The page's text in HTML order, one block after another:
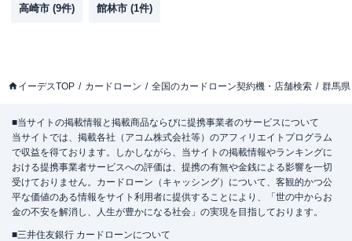
高崎市 (9件) 館林市 (1件)
イーデスTOP カードローン 全国のカードローン契約機・店舗検索 群馬県
■当サイトの掲載情報と掲載商品ならびに提携事業者のサービスについて
当サイトでは、掲載各社（アコム株式会社等）のアフィリエイトプログラム
で収益を得ております。しかしながら、当サイトの掲載情報やランキングに
おける提携事業者サービスへの評価は、提携の有無や金銭による影響を一切
受けておりません。カードローン（キャッシング）について、客観的かつ公
平な価値のある情報をサイト利用者に提供することにより、「世の中からお
金の不安を解消し、人生が豊かになる社会」の実現を目指しております。
■三井住友銀行 カードローンについて